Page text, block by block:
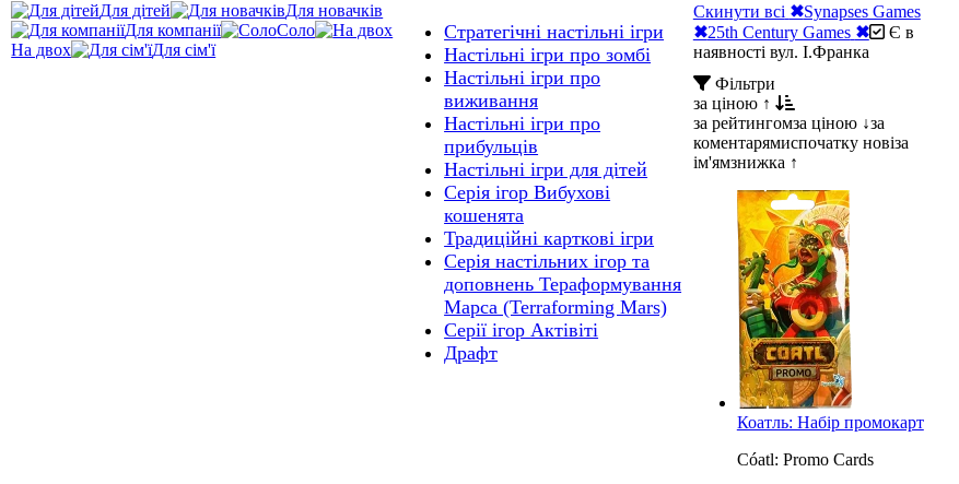
Для дітей
Для новачків
Для компанії
Соло
На двох
Для сім'ї
Стратегічні настільні ігри
Настільні ігри про зомбі
Настільні ігри про
виживання
Настільні ігри про
прибульців
Настільні ігри для дітей
Серія ігор Вибухові
кошенята
Традиційні карткові ігри
Серія настільних ігор та
доповнень Тераформування
Марса (Terraforming Mars)
Серії ігор Актівіті
Драфт
Скинути всі ✖Synapses Games
✖25th Century Games ✖
Є в
наявності вул. І.Франка
Фільтри
за ціною ↑
за рейтингомза ціною ↓за
коментарямиспочатку новіза
ім'ямзнижка ↑
Коатль: Набір промокарт
Cóatl: Promo Cards